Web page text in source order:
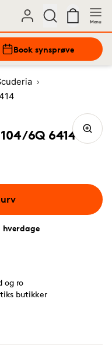
Menu
Book synsprøve
6Q 6414
hverdage
og ro
butikker